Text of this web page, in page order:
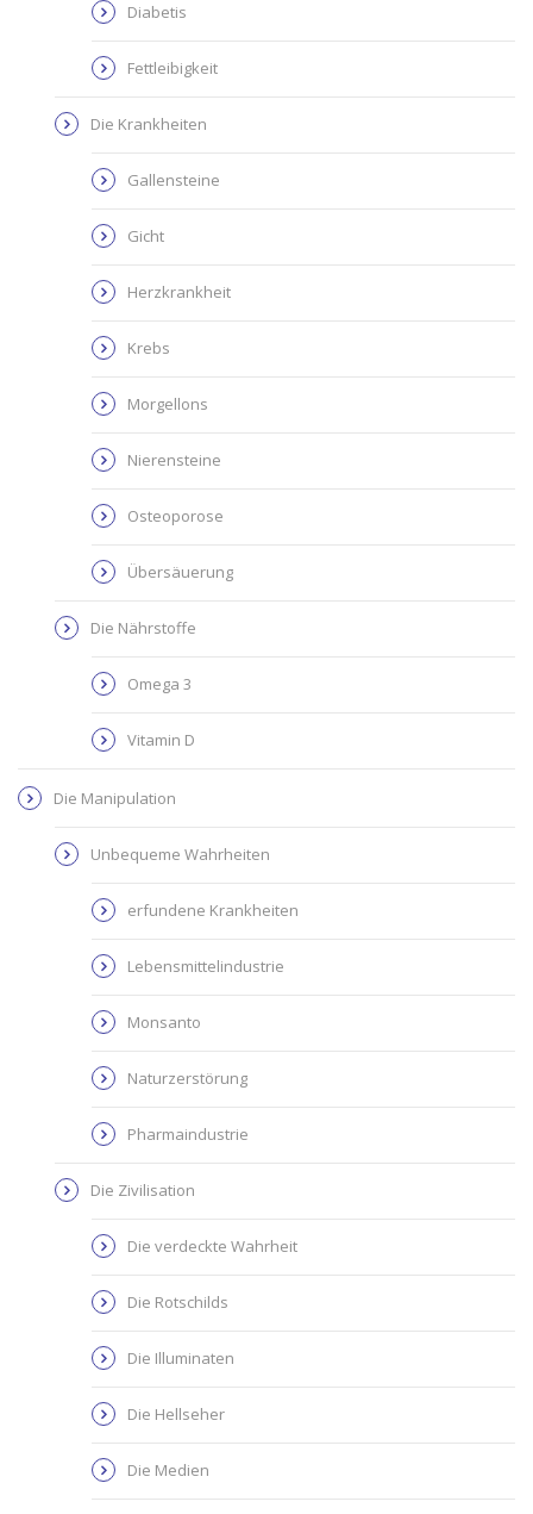
Diabetis
Fettleibigkeit
Die Krankheiten
Gallensteine
Gicht
Herzkrankheit
Krebs
Morgellons
Nierensteine
Osteoporose
Übersäuerung
Die Nährstoffe
Omega 3
Vitamin D
Die Manipulation
Unbequeme Wahrheiten
erfundene Krankheiten
Lebensmittelindustrie
Monsanto
Naturzerstörung
Pharmaindustrie
Die Zivilisation
Die verdeckte Wahrheit
Die Rotschilds
Die Illuminaten
Die Hellseher
Die Medien